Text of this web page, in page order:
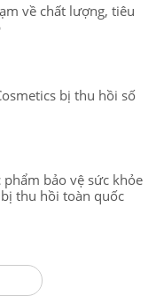
về chất lượng, tiêu
bị thu hồi số
bảo vệ sức khỏe
thu hồi toàn quốc